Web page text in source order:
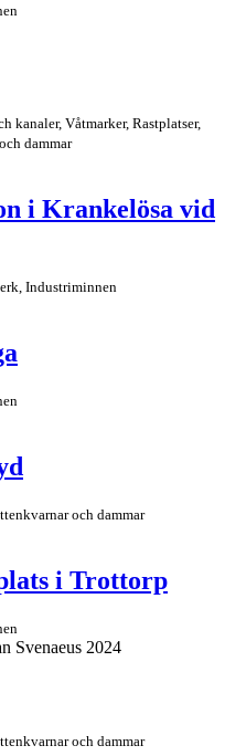
kanaler, Våtmarker, Rastplatser,
dammar
i Krankelösa vid
Industriminnen
och dammar
i Trottorp
och dammar